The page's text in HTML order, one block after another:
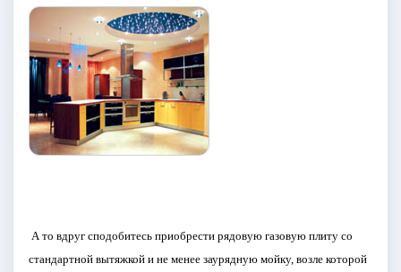
А то вдруг сподобитесь приобрести рядовую газовую плиту со
стандартной вытяжкой и не менее заурядную мойку, возле которой